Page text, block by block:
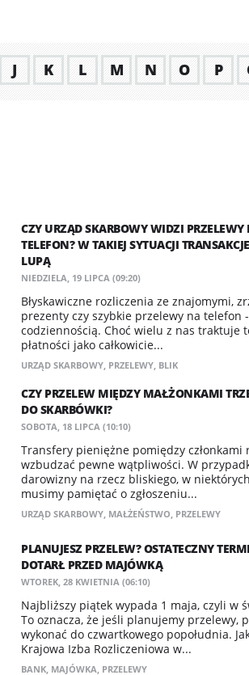
J K L M N O P
CZY URZĄD SKARBOWY WIDZI
TELEFON? W TAKIEJ SYTUACJI
LUPĄ
NIEDZIELA, 19 LIPCA (09:20)
Błyskawiczne rozliczenia ze znajomymi,
prezenty czy szybkie przelewy na telefon -
codziennością. Choć wielu z nas traktuje
płatności jako całkowicie...
URZĄD SKARBOWY, PRZELEWY, BLIK
CZY PRZELEW MIĘDZY MAŁŻONKAMI
DO SKARBÓWKI?
SOBOTA, 18 LIPCA (10:10)
Transfery pieniężne pomiędzy członkami
wzbudzać pewne wątpliwości. W
darowizny na rzecz bliskiego, w
musimy pamiętać o zgłoszeniu...
URZĄD SKARBOWY, MAŁŻEŃSTWO, PRZELEWY
PLANUJESZ PRZELEW? OSTATECZNY
DOTARŁ PRZED MAJÓWKĄ
WTOREK, 28 KWIETNIA (06:10)
Najbliższy piątek wypada 1 maja, czyli w
To oznacza, że jeśli planujemy przelewy,
wykonać do czwartkowego popołudnia.
Krajowa Izba Rozliczeniowa w...
BANK, MAJÓWKA, PRZELEWY